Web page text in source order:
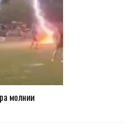
молнии